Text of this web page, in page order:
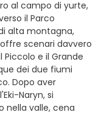
al campo di yurte,
il Parco
alta montagna,
scenari davvero
e il Grande
dei due fiumi
Dopo aver
Naryn, si
nella valle, cena